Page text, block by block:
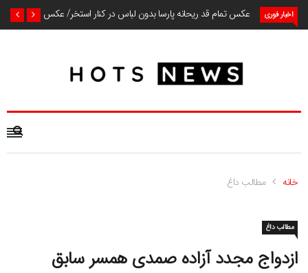
اخبار فوری عکس تمام قد ریحانه پارسا بدون لباس در کنار استخر/ عکس
خانه مطالب داغ
مطالب داغ
ازدواج مجدد آزاده صمدی همسر سابق